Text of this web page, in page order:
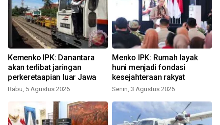
Kemenko IPK: Danantara
akan terlibat jaringan
perkeretaapian luar Jawa
Rabu, 5 Agustus 2026
Menko IPK: Rumah layak
huni menjadi fondasi
kesejahteraan rakyat
Senin, 3 Agustus 2026